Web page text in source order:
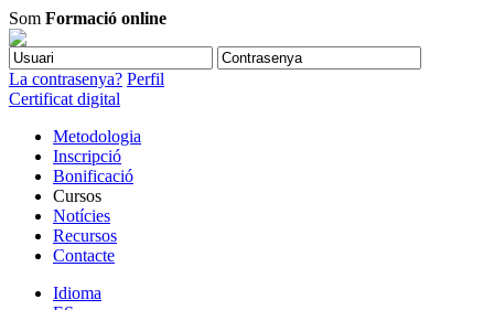
Som Formació online
La contrasenya? Perfil
Certificat digital
Metodologia
Inscripció
Bonificació
Cursos
Notícies
Recursos
Contacte
Idioma